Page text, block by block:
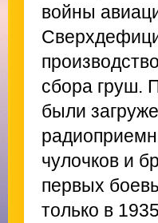
войны
сбора груш.
были
чулочков и
первых
только в